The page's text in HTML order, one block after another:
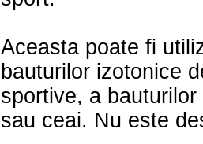
Aceasta poate fi
bauturilor izotonice
sportive, a
sau ceai. Nu este